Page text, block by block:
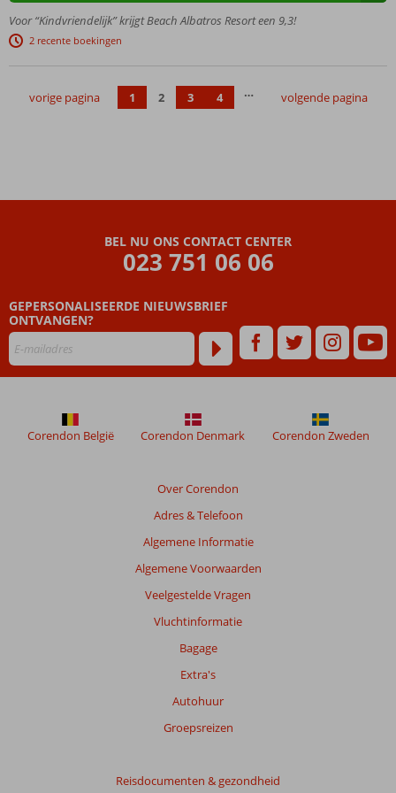
4
restaurants
All
Voor “Kindvriendelijk” krijgt Beach Albatros Resort een 9,3!
2 recente boekingen
vorige pagina 1 2 3 4 … volgende pagina
BEL NU ONS CONTACT CENTER
023 751 06 06
GEPERSONALISEERDE NIEUWSBRIEF
ONTVANGEN?
Over Corendon
Adres & Telefoon
Algemene Informatie
Algemene Voorwaarden
Veelgestelde Vragen
Vluchtinformatie
Bagage
Extra's
Autohuur
Groepsreizen
Reisdocumenten & gezondheid
Corendon België Corendon Denmark Corendon Zweden